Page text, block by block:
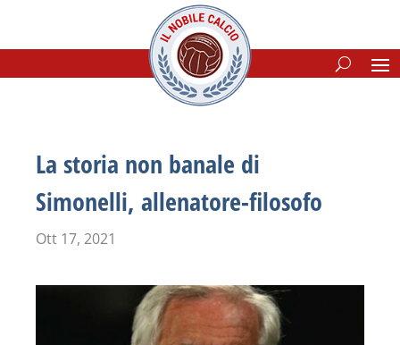
La storia non banale di
Simonelli, allenatore-filosofo
Ott 17, 2021